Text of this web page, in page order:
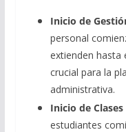
Inicio de
personal
extienden hasta
crucial para la
administrativa.
Inicio de
estudiantes